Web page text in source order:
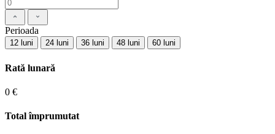
Perioada
12 luni 24 luni 36 luni 48 luni 60 luni
Rată lunară
0 €
Total împrumutat